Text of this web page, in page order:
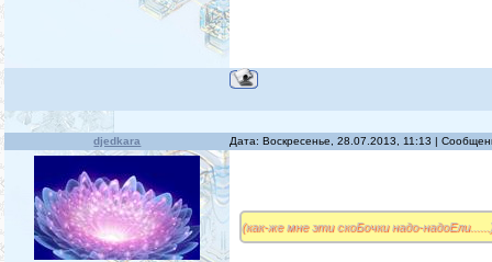
djedkara Дата: Воскресенье, 28.07.2013, 11:13 |
(как-же мне эти скоБочки надо-